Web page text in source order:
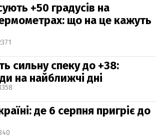
+50 градусів на
що на це кажуть
сильну спеку до +38:
на найближчі дні
де 6 серпня пригріє до